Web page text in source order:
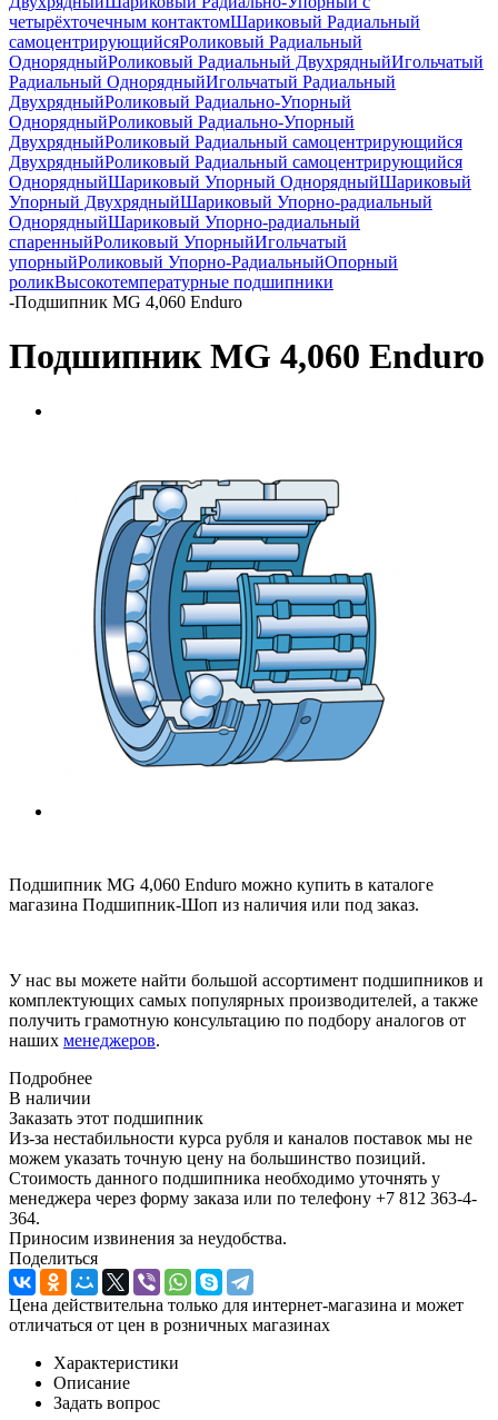
четырёхточечным контактомШариковый Радиальный
самоцентрирующийсяРоликовый Радиальный
ОднорядныйРоликовый Радиальный ДвухрядныйИгольчатый
Радиальный ОднорядныйИгольчатый Радиальный
ДвухрядныйРоликовый Радиально-Упорный
ОднорядныйРоликовый Радиально-Упорный
ДвухрядныйРоликовый Радиальный самоцентрирующийся
ДвухрядныйРоликовый Радиальный самоцентрирующийся
ОднорядныйШариковый Упорный ОднорядныйШариковый
Упорный ДвухрядныйШариковый Упорно-радиальный
ОднорядныйШариковый Упорно-радиальный
спаренныйРоликовый УпорныйИгольчатый
упорныйРоликовый Упорно-РадиальныйОпорный
роликВысокотемпературные подшипники
-Подшипник MG 4,060 Enduro
Подшипник MG 4,060 Enduro
Подшипник MG 4,060 Enduro можно купить в каталоге
магазина Подшипник-Шоп из наличия или под заказ.
У нас вы можете найти большой ассортимент подшипников и
комплектующих самых популярных производителей, а также
получить грамотную консультацию по подбору аналогов от
наших менеджеров.
Подробнее
В наличии
Заказать этот подшипник
Из-за нестабильности курса рубля и каналов поставок мы не
можем указать точную цену на большинство позиций.
Стоимость данного подшипника необходимо уточнять у
менеджера через форму заказа или по телефону +7 812 363-4-
364.
Приносим извинения за неудобства.
Поделиться
Цена действительна только для интернет-магазина и может
отличаться от цен в розничных магазинах
Характеристики
Описание
Задать вопрос